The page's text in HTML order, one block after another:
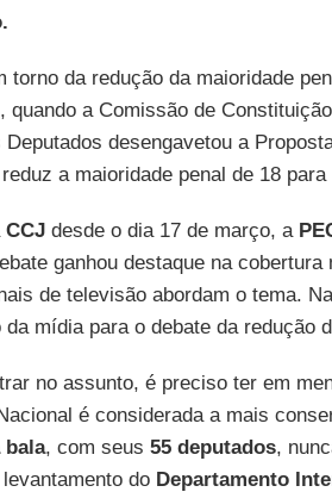
torno da redução da maioridade
quando a Comissão de
Deputados desengavetou a
a maioridade penal de 18 para
CCJdesde o dia 17 de março, a
ganhou destaque na
de televisão abordam o tema.
mídia para o debate da redução
no assunto, é preciso ter em
é considerada a mais
bala, com seus 55 deputados,
do Departamento